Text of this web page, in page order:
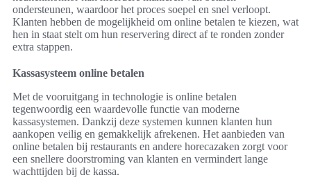
ondersteunen, waardoor het proces soepel en snel verloopt.
Klanten hebben de mogelijkheid om online betalen te kiezen, wat
hen in staat stelt om hun reservering direct af te ronden zonder
extra stappen.
Kassasysteem online betalen
Met de vooruitgang in technologie is online betalen
tegenwoordig een waardevolle functie van moderne
kassasystemen. Dankzij deze systemen kunnen klanten hun
aankopen veilig en gemakkelijk afrekenen. Het aanbieden van
online betalen bij restaurants en andere horecazaken zorgt voor
een snellere doorstroming van klanten en vermindert lange
wachttijden bij de kassa.